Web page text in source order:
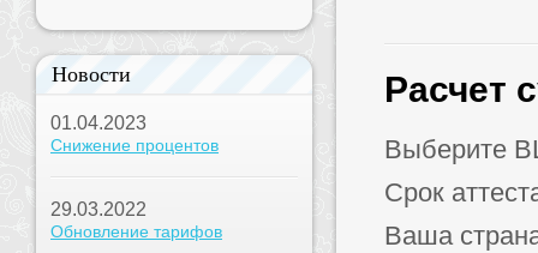
Новости
01.04.2023
Снижение процентов
29.03.2022
Обновление тарифов
Расчет
Выберите
Срок
Ваша